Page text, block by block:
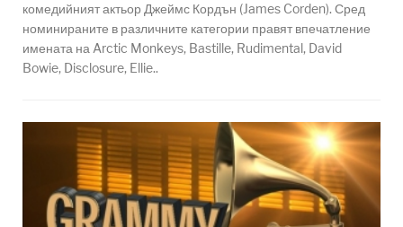
комедийният актьор Джеймс Кордън (James Corden). Сред
номинираните в различните категории правят впечатление
имената на Arctic Monkeys, Bastille, Rudimental, David
Bowie, Disclosure, Ellie..